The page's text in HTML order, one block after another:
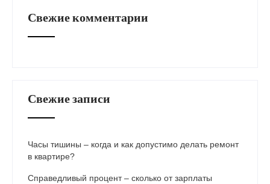
Свежие комментарии
Свежие записи
Часы тишины – когда и как допустимо делать ремонт
в квартире?
Справедливый процент – сколько от зарплаты